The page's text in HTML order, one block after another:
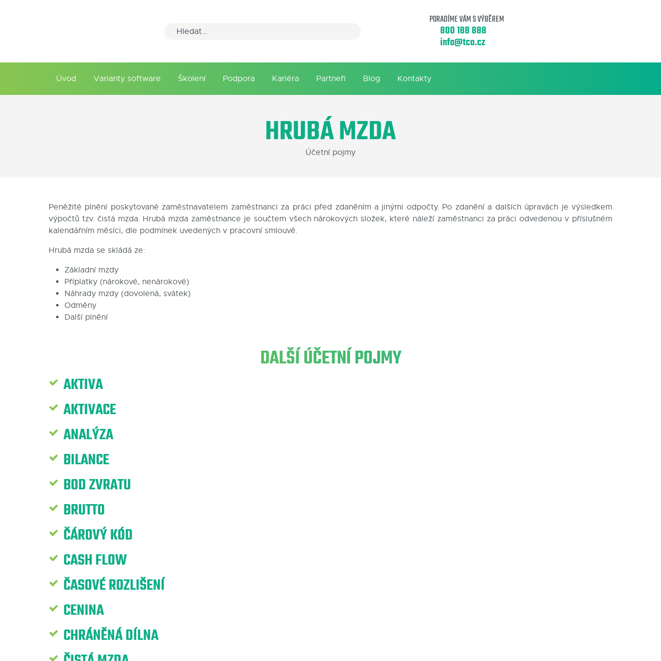
PORADÍME VÁM S VÝBĚREM
800 188 888
info@tco.cz
Úvod Varianty software Školení Podpora Kariéra Partneři Blog Kontakty
HRUBÁ MZDA
Účetní pojmy
Peněžité plnění poskytované zaměstnavatelem zaměstnanci za práci před zdaněním a jinými odpočty. Po zdanění a dalších úpravách je výsledkem
výpočtů tzv. čistá mzda. Hrubá mzda zaměstnance je součtem všech nárokových složek, které náleží zaměstnanci za práci odvedenou v příslušném
kalendářním měsíci, dle podmínek uvedených v pracovní smlouvě.
Hrubá mzda se skládá ze:
Základní mzdy
Příplatky (nárokové, nenárokové)
Náhrady mzdy (dovolená, svátek)
Odměny
Další plnění
DALŠÍ ÚČETNÍ POJMY
AKTIVA
AKTIVACE
ANALÝZA
BILANCE
BOD ZVRATU
BRUTTO
ČÁROVÝ KÓD
CASH FLOW
ČASOVÉ ROZLIŠENÍ
CENINA
CHRÁNĚNÁ DÍLNA